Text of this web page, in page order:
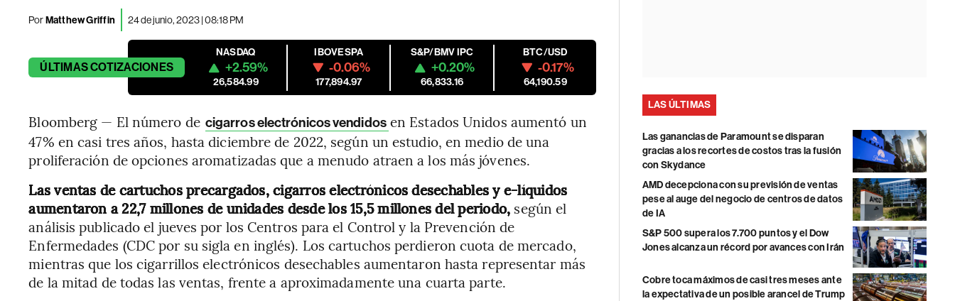
PorMatthew Griffin 24 de junio, 2023 | 08:18 PM
ÚLTIMASCOTIZACIONES
NASDAQ
+2.59%
26,584.99
IBOVESPA
-0.06%
177,894.97
S&P/BMV IPC
+0.20%
66,833.16
BTC/USD
-0.17%
64,190.59
Bloomberg — El número de cigarros electrónicos vendidos en Estados Unidos aumentó un
47% en casi tres años, hasta diciembre de 2022, según un estudio, en medio de una
proliferación de opciones aromatizadas que a menudo atraen a los más jóvenes.
Las ventas de cartuchos precargados, cigarros electrónicos desechables y e-líquidos
aumentaron a 22,7 millones de unidades desde los 15,5 millones del periodo, según el
análisis publicado el jueves por los Centros para el Control y la Prevención de
Enfermedades (CDC por su sigla en inglés). Los cartuchos perdieron cuota de mercado,
mientras que los cigarrillos electrónicos desechables aumentaron hasta representar más
de la mitad de todas las ventas, frente a aproximadamente una cuarta parte.
LAS ÚLTIMAS
Las ganancias de Paramount se disparan
gracias a los recortes de costos tras la fusión
con Skydance
AMD decepciona con su previsión de ventas
pese al auge del negocio de centros de datos
de IA
S&P 500 supera los 7.700 puntos y el Dow
Jones alcanza un récord por avances con Irán
Cobre toca máximos de casi tres meses ante
la expectativa de un posible arancel de Trump